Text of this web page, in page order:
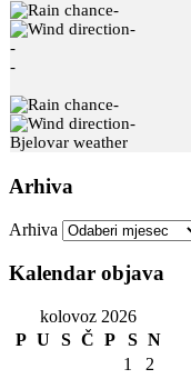
-
-
-
-
-
-
Bjelovar weather
Arhiva
Arhiva
Kalendar objava
kolovoz 2026
P U S Č P S N
1
2